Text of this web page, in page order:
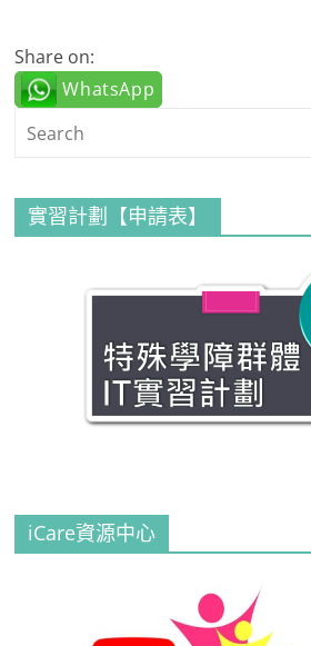
Share on:
WhatsApp
實習計劃【申請表】
iCare資源中心